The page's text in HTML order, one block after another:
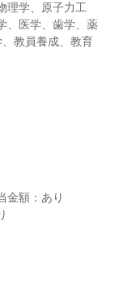
理学、原子力工
、医学、歯学、薬
教員養成、教育
金額：あり